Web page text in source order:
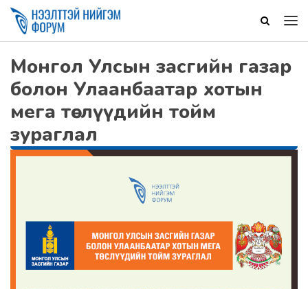
Монгол Улсын засгийн газар
болон Улаанбаатар хотын
мега төслүүдийн тойм
зураглал